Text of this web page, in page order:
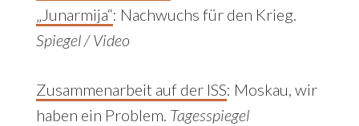
„Junarmija“: Nachwuchs für den Krieg.
Spiegel / Video
Zusammenarbeit auf der ISS: Moskau, wir
haben ein Problem. Tagesspiegel